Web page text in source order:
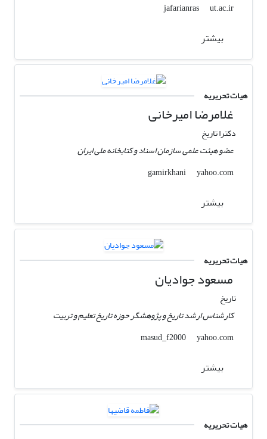
jafarianras
ut.ac.ir
بیشتر
هیات تحریریه
غلامرضا امیرخانی
دکترا تاریخ
عضو هیئت علمی سازمان اسناد و کتابخانه ملی ایران
gamirkhani
yahoo.com
بیشتر
هیات تحریریه
مسعود جوادیان
تاریخ
کارشناس ارشد تاریخ و پژوهشگر حوزه تاریخ تعلیم و تربیت
masud_f2000
yahoo.com
بیشتر
هیات تحریریه